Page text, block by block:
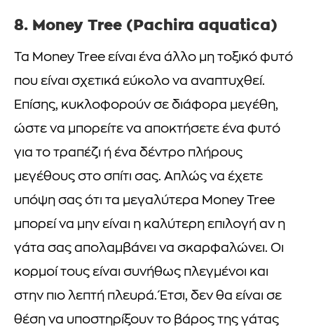
8. Money Tree (Pachira aquatica)
Τα Money Tree είναι ένα άλλο μη τοξικό φυτό
που είναι σχετικά εύκολο να αναπτυχθεί.
Επίσης, κυκλοφορούν σε διάφορα μεγέθη,
ώστε να μπορείτε να αποκτήσετε ένα φυτό
για το τραπέζι ή ένα δέντρο πλήρους
μεγέθους στο σπίτι σας. Απλώς να έχετε
υπόψη σας ότι τα μεγαλύτερα Money Tree
μπορεί να μην είναι η καλύτερη επιλογή αν η
γάτα σας απολαμβάνει να σκαρφαλώνει. Οι
κορμοί τους είναι συνήθως πλεγμένοι και
στην πιο λεπτή πλευρά. Έτσι, δεν θα είναι σε
θέση να υποστηρίξουν το βάρος της γάτας